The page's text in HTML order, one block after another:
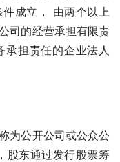
成立， 由两个以上
司的经营承担有限责
承担责任的企业法人
为公开公司或公众公
股东通过发行股票筹